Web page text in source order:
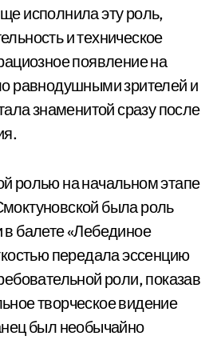
исполнила эту роль,
и техническое
появление на
равнодушными зрителей и
знаменитой сразу после
ролью на начальном этапе
была роль
балете «Лебединое
передала эссенцию
роли, показав
творческое видение
был необычайно